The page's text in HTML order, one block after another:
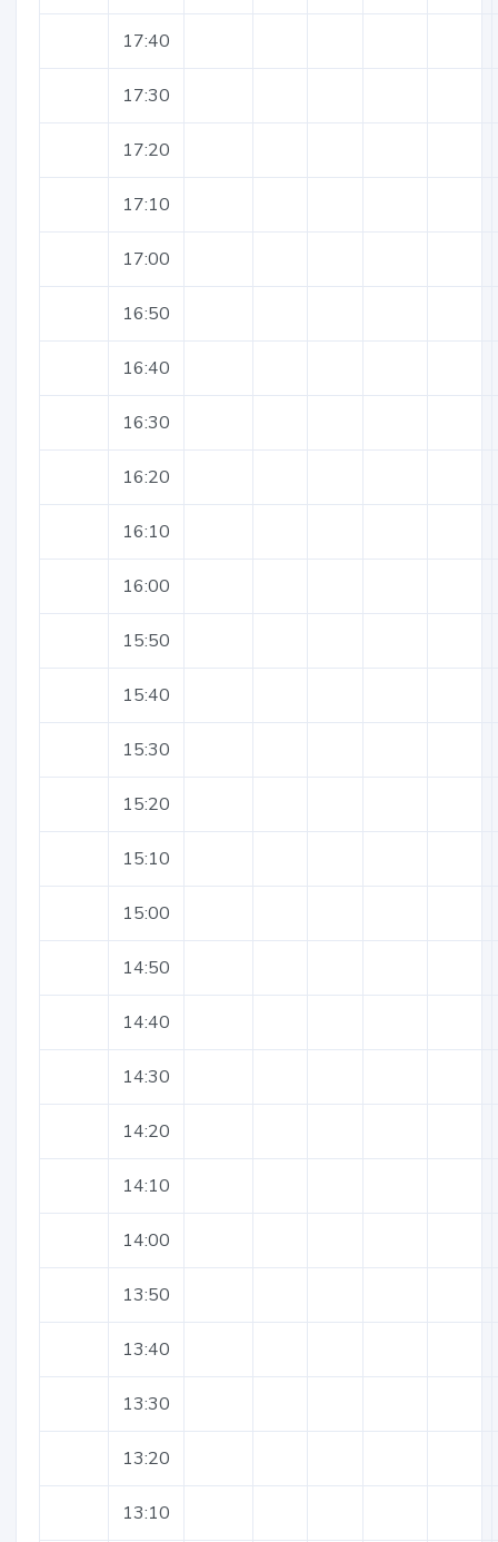
17:40
17:30
17:20
17:10
17:00
16:50
16:40
16:30
16:20
16:10
16:00
15:50
15:40
15:30
15:20
15:10
15:00
14:50
14:40
14:30
14:20
14:10
14:00
13:50
13:40
13:30
13:20
13:10